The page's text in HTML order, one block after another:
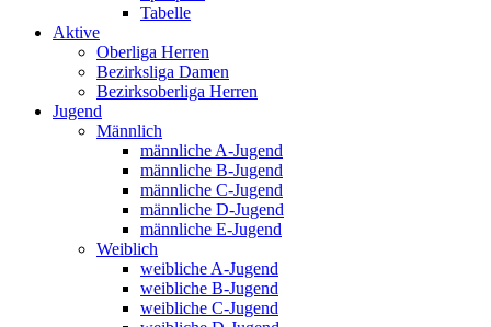
Tabelle
Aktive
Oberliga Herren
Bezirksliga Damen
Bezirksoberliga Herren
Jugend
Männlich
männliche A-Jugend
männliche B-Jugend
männliche C-Jugend
männliche D-Jugend
männliche E-Jugend
Weiblich
weibliche A-Jugend
weibliche B-Jugend
weibliche C-Jugend